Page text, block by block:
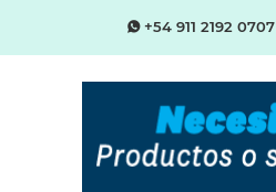
+54 911 2192 0707